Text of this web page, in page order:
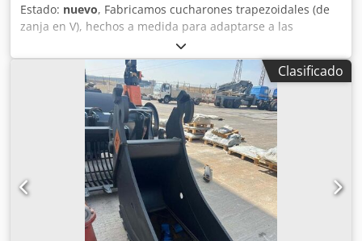
Estado: nuevo, Fabricamos cucharones trapezoidales (de
zanja en V), hechos a medida para adaptarse a las
dimensiones específicas de su canal. Dedswn E A Hspfx
Akqskr
Clasificado